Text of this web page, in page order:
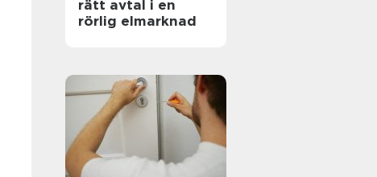
rätt avtal i en
rörlig elmarknad